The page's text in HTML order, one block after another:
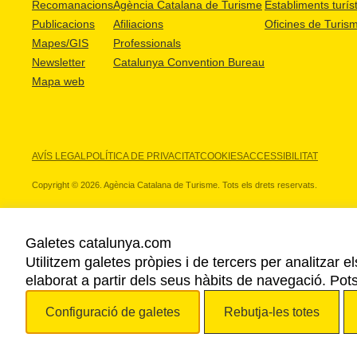
Recomanacions
Publicacions
Mapes/GIS
Newsletter
Mapa web
Agència Catalana de Turisme
Afiliacions
Professionals
Catalunya Convention Bureau
Establiments
Oficines de
AVÍS LEGALPOLÍTICA DE PRIVACITATCOOKIESACCESSIBILITAT
Copyright © 2026. Agència Catalana de Turisme. Tots els drets reservats.
ELS NOSTRES PARTNERS
Galetes catalunya.com
Utilitzem galetes pròpies i de tercers per analitzar
elaborat a partir dels seus hàbits de navegació.
Configuració de galetes Rebutja-les totes